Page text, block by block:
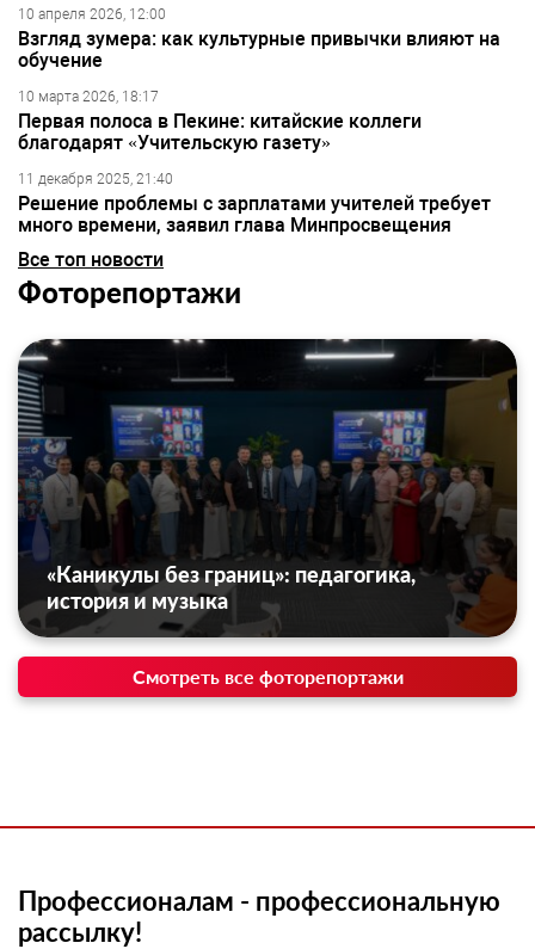
10 апреля 2026, 12:00
Взгляд зумера: как культурные привычки влияют на
обучение
10 марта 2026, 18:17
Первая полоса в Пекине: китайские коллеги
благодарят «Учительскую газету»
11 декабря 2025, 21:40
Решение проблемы с зарплатами учителей требует
много времени, заявил глава Минпросвещения
Все топ новости
Фоторепортажи
«Каникулы без границ»: педагогика,
история и музыка
Смотреть все фоторепортажи
Профессионалам - профессиональную
рассылку!